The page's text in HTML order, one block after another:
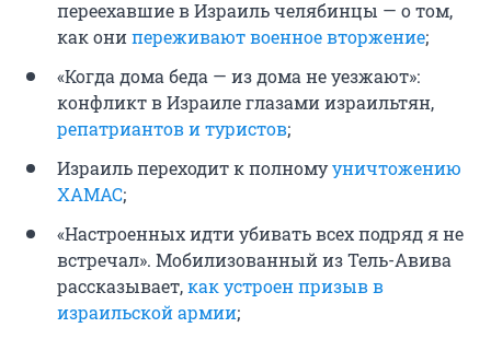
переехавшие в Израиль челябинцы — о том,
как онипереживают военное вторжение;
«Когда дома беда — из дома не уезжают»:
конфликт в Израиле глазами израильтян,
репатриантов и туристов;
Израиль переходит к полномууничтожению
ХАМАС;
«Настроенных идти убивать всех подряд я не
встречал». Мобилизованный из Тель-Авива
рассказывает,как устроен призыв в
израильской армии;